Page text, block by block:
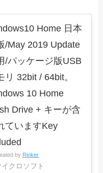
Home 日本
/May 2019 Update
/パッケージ版USB
リ 32bit / 64bit。
10 Home
Drive + キーが含
ていますKey
by Rinker
イクロソフト